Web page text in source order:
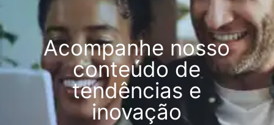
Acompanhe nosso
conteúdo de
tendências e
inovação